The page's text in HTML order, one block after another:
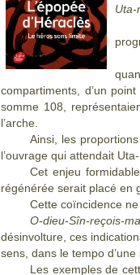
Uta-
compartiments, d’un
somme 108,
l’arche.
Ainsi, les
l’ouvrage qui attendait Uta-
Cet enjeu
régénérée serait placé en
Cette coïncidence
O-dieu-Sîn-reçois-
désinvolture, ces
sens, dans le tempo
Les exemples de